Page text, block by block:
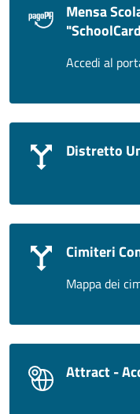
Mensa
Accedi al
Distretto
Cimiteri
Mappa dei
Attract -